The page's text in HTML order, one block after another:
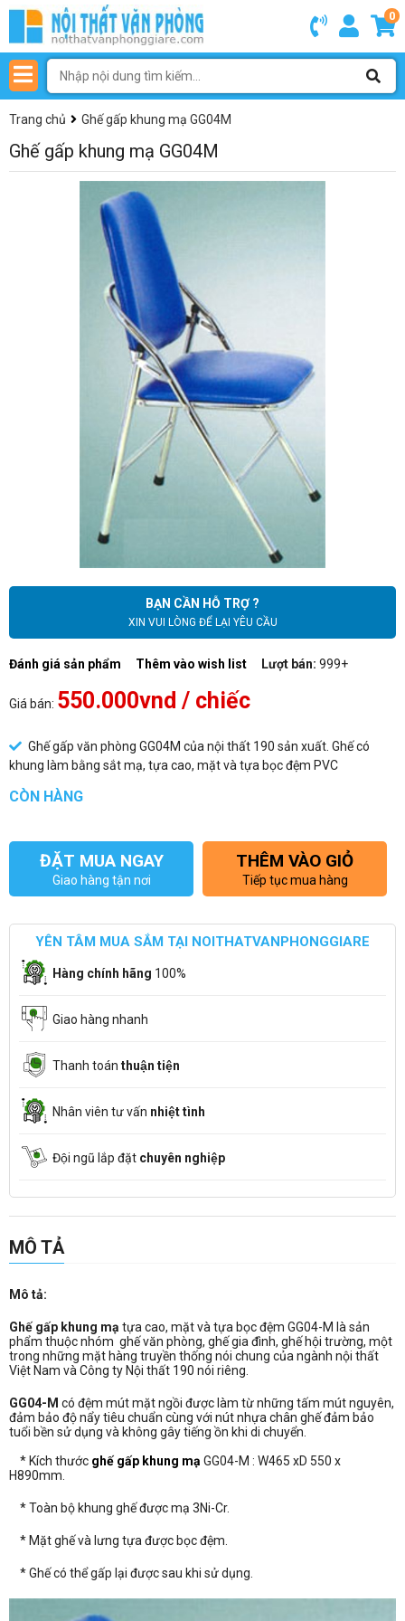
0
Trang chủ Ghế gấp khung mạ GG04M
Ghế gấp khung mạ GG04M
BẠN CẦN HỖ TRỢ ?
XIN VUI LÒNG ĐỂ LẠI YÊU CẦU
Đánh giá sản phẩm Thêm vào wish list Lượt bán: 999+
Giá bán: 550.000vnd / chiếc
Ghế gấp văn phòng GG04M của nội thất 190 sản xuất. Ghế có
khung làm bằng sắt mạ, tựa cao, mặt và tựa bọc đệm PVC
CÒN HÀNG
ĐẶT MUA NGAY
Giao hàng tận nơi
THÊM VÀO GIỎ
Tiếp tục mua hàng
YÊN TÂM MUA SẮM TẠI NOITHATVANPHONGGIARE
Hàng chính hãng 100%
Giao hàng nhanh
Thanh toán thuận tiện
Nhân viên tư vấn nhiệt tình
Đội ngũ lắp đặt chuyên nghiệp
MÔ TẢ
Mô tả:
Ghế gấp khung mạ tựa cao, mặt và tựa bọc đệm GG04-M là sản
phẩm thuộc nhóm ghế văn phòng, ghế gia đình, ghế hội trường, một
trong những mặt hàng truyền thống nói chung của ngành nội thất
Việt Nam và Công ty Nội thất 190 nói riêng.
GG04-M có đệm mút mặt ngồi được làm từ những tấm mút nguyên,
đảm bảo độ nẩy tiêu chuẩn cùng với nút nhựa chân ghế đảm bảo
tuổi bền sử dụng và không gây tiếng ồn khi di chuyển.
* Kích thước ghế gấp khung mạ GG04-M : W465 xD 550 x
H890mm.
* Toàn bộ khung ghế được mạ 3Ni-Cr.
* Mặt ghế và lưng tựa được bọc đệm.
* Ghế có thể gấp lại được sau khi sử dụng.